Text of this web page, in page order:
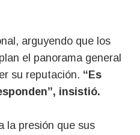
arguyendo que los
el panorama general
su reputación. “Es
insistió.
la presión que sus